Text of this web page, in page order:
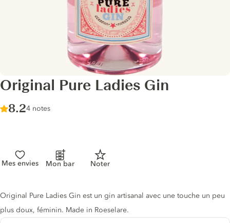
Original Pure Ladies Gin
Score :
8.2/ 10
4 notes
Mes envies Mon bar Noter
Description du gin
Original Pure Ladies Gin est un gin artisanal avec une touche un peu
plus doux, féminin. Made in Roeselare.